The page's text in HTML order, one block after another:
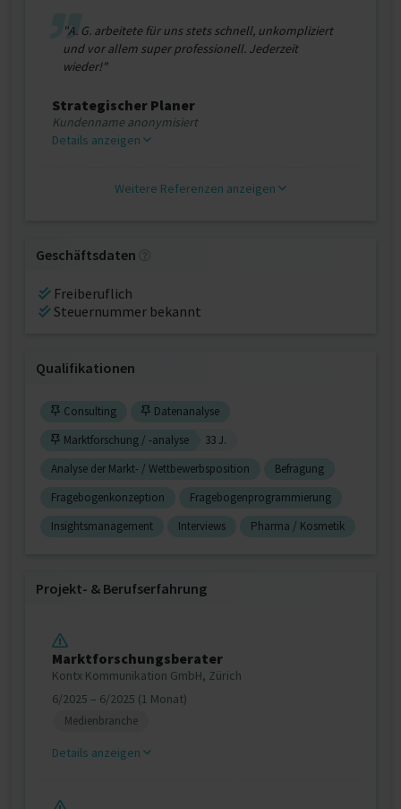
"A. G. arbeitete für uns stets schnell, unkompliziert
und vor allem super professionell. Jederzeit
wieder!"
Strategischer Planer
Kundenname anonymisiert
Details anzeigen
Weitere Referenzen anzeigen
Geschäftsdaten
Freiberuflich
Steuernummer bekannt
Qualifikationen
Consulting
Datenanalyse
Marktforschung / -analyse
33 J.
Analyse der Markt- / Wettbewerbsposition
Befragung
Fragebogenkonzeption
Fragebogenprogrammierung
Insightsmanagement
Interviews Pharma / Kosmetik
Projekt‐ & Berufserfahrung
Marktforschungsberater
Kontx Kommunikation GmbH, Zürich
6/2025 – 6/2025 (1 Monat)
Medienbranche
Details anzeigen